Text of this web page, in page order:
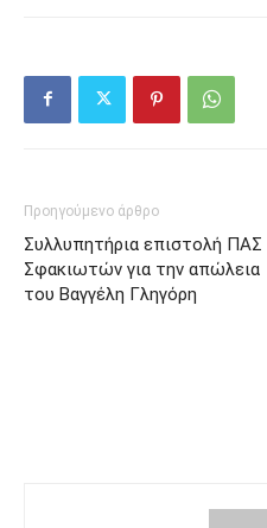
Προηγούμενο άρθρο
Συλλυπητήρια επιστολή ΠΑΣ
Σφακιωτών για την απώλεια
του Βαγγέλη Γληγόρη